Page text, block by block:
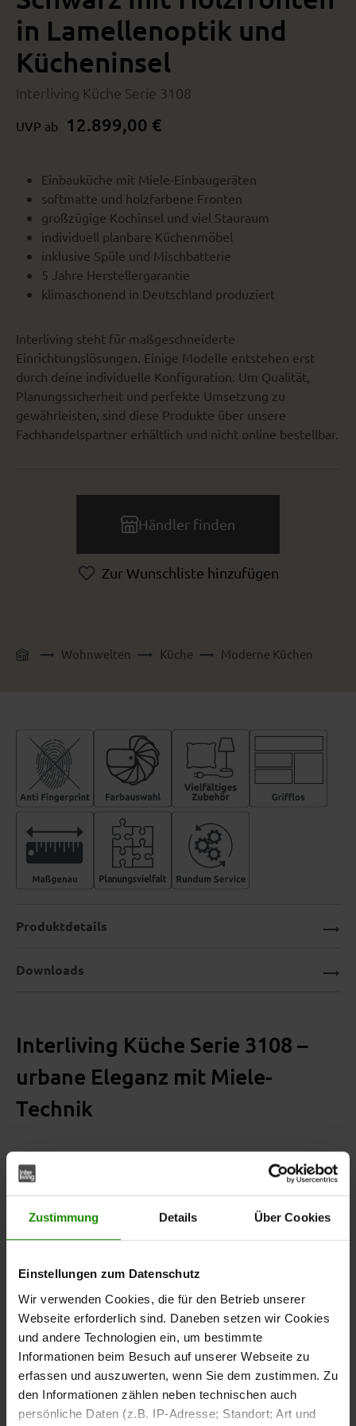
Zustimmung Details Über Cookies
Einstellungen zum Datenschutz
Wir verwenden Cookies, die für den Betrieb unserer
Webseite erforderlich sind. Daneben setzen wir Cookies
und andere Technologien ein, um bestimmte
Informationen beim Besuch auf unserer Webseite zu
erfassen und auszuwerten, wenn Sie dem zustimmen. Zu
den Informationen zählen neben technischen auch
persönliche Daten (z.B. IP-Adresse; Standort; Art und
in Lamellenoptik und
Kücheninsel
Interliving Küche Serie 3108
UVP ab 12.899,00 €
Einbauküche mit Miele-Einbaugeräten
softmatte und holzfarbene Fronten
großzügige Kochinsel und viel Stauraum
individuell planbare Küchenmöbel
inklusive Spüle und Mischbatterie
5 Jahre Herstellergarantie
klimaschonend in Deutschland produziert
Interliving steht für maßgeschneiderte
Einrichtungslösungen. Einige Modelle entstehen erst
durch deine individuelle Konfiguration. Um Qualität,
Planungssicherheit und perfekte Umsetzung zu
gewährleisten, sind diese Produkte über unsere
Fachhandelspartner erhältlich und nicht online bestellbar.
Händler finden
Zur Wunschliste hinzufügen
Wohnwelten Küche Moderne Küchen
Interliving Küche Serie 3108 –
urbane Eleganz mit Miele-
Technik
Stilvolles Design mit
Charakter
und durchdachte Funktionalität in einer modernen
Küchenlösung. Softmatte schwarze Fronten,
graphitfarbene Korpusse und mattschwarze Griffleisten
treffen auf die hochwertige Holznachbildung Stripe
Wood Choco. Dieses Zusammenspiel sorgt für einen
Look, der Wärme und Modernität perfekt verbindet. Ein
besonderes Highlight ist die aufsitzende Theke, die nicht
nur als kommunikativer Treffpunkt dient, sondern auch
Produktdetails
Downloads